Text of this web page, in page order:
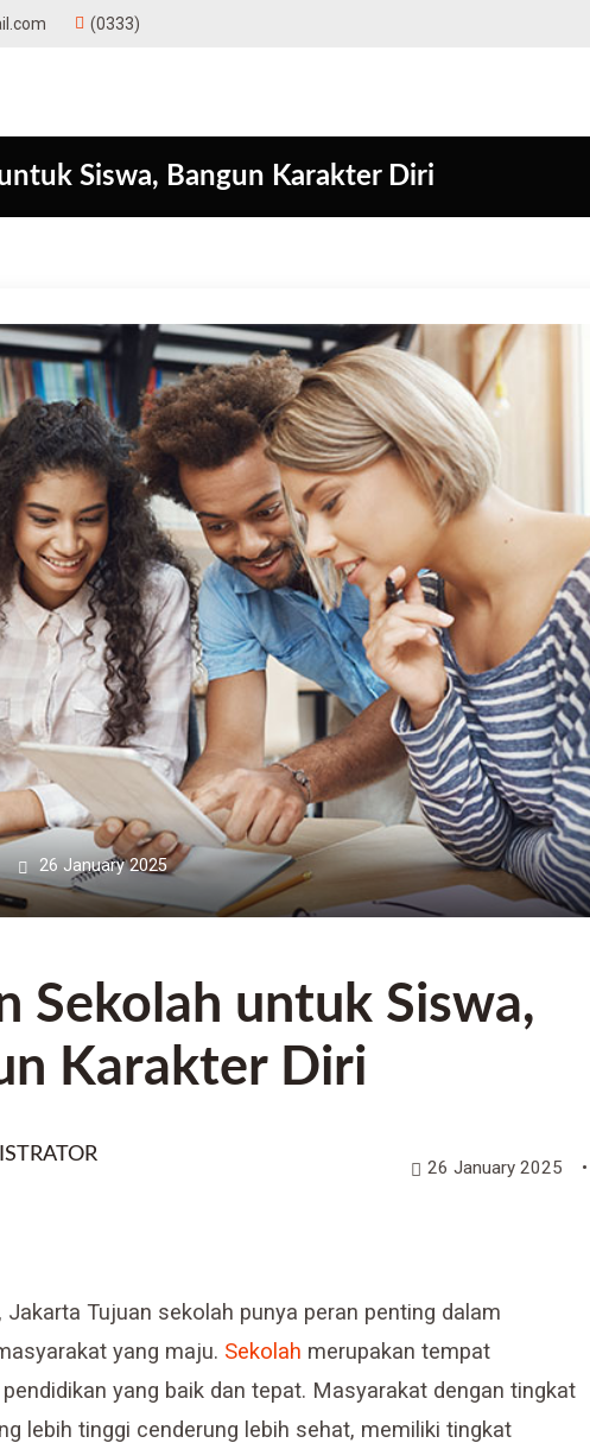
(0333)
Siswa, Bangun Karakter Diri
26 January 2025
Sekolah untuk Siswa,
Karakter Diri
26 January 2025 •
Jakarta Tujuan sekolah punya peran penting dalam
yang maju. Sekolah merupakan tempat
yang baik dan tepat. Masyarakat dengan tingkat
lebih tinggi cenderung lebih sehat, memiliki tingkat